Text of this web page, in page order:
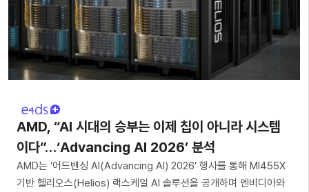
AMD, “AI 시대의 승부는 이제 칩이 아니라 시스템
이다”…‘Advancing AI 2026’ 분석
AMD는 ‘어드밴싱 AI(Advancing AI) 2026’ 행사를 통해 MI455X
기반 헬리오스(Helios) 랙스케일 AI 솔루션을 공개하며 엔비디아와